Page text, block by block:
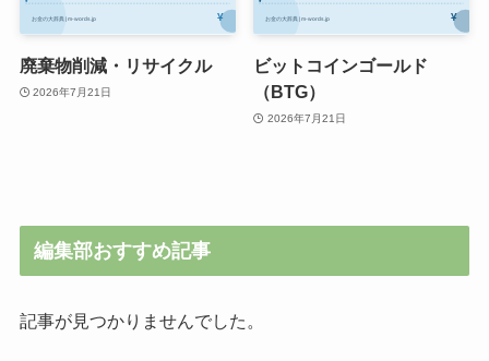
廃棄物削減・リサイクル
2026年7月21日
ビットコインゴールド
（BTG）
2026年7月21日
編集部おすすめ記事
記事が見つかりませんでした。